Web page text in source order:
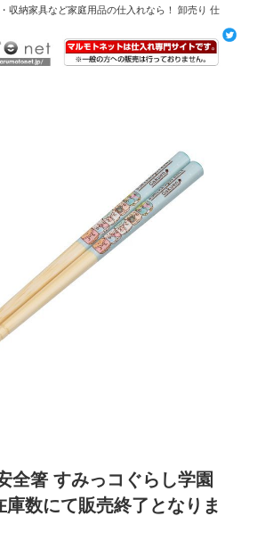
収納家具など家庭用品の仕入れなら！ 卸売り 仕
全箸 すみっコぐらし学園
数にて販売終了となりま